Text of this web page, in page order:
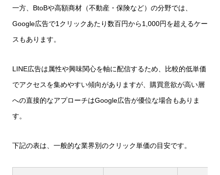
一方、BtoBや高額商材（不動産・保険など）の分野では、
Google広告で1クリックあたり数百円から1,000円を超えるケー
スもあります。
LINE広告は属性や興味関心を軸に配信するため、比較的低単価
でアクセスを集めやすい傾向がありますが、購買意欲が高い層
への直接的なアプローチはGoogle広告が優位な場合もありま
す。
下記の表は、一般的な業界別のクリック単価の目安です。